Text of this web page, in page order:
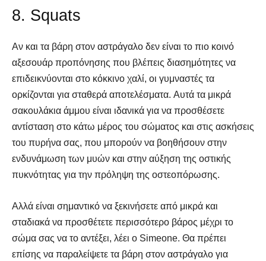
8. Squats
Αν και τα βάρη στον αστράγαλο δεν είναι το πιο κοινό
αξεσουάρ προπόνησης που βλέπεις διασημότητες να
επιδεικνύονται στο κόκκινο χαλί, οι γυμναστές τα
ορκίζονται για σταθερά αποτελέσματα. Αυτά τα μικρά
σακουλάκια άμμου είναι ιδανικά για να προσθέσετε
αντίσταση στο κάτω μέρος του σώματος και στις ασκήσεις
του πυρήνα σας, που μπορούν να βοηθήσουν στην
ενδυνάμωση των μυών και στην αύξηση της οστικής
πυκνότητας για την πρόληψη της οστεοπόρωσης.
Αλλά είναι σημαντικό να ξεκινήσετε από μικρά και
σταδιακά να προσθέτετε περισσότερο βάρος μέχρι το
σώμα σας να το αντέξει, λέει ο Simeone. Θα πρέπει
επίσης να παραλείψετε τα βάρη στον αστράγαλο για